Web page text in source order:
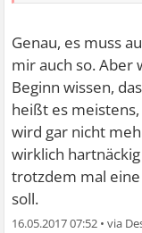
Genau, es muss
mir auch so. Aber
Beginn wissen,
heißt es
wird gar nicht
wirklich
trotzdem mal
soll.
16.05.2017 07:52 •